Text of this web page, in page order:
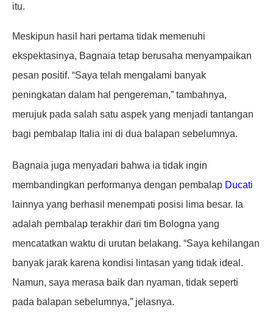
itu.
Meskipun hasil hari pertama tidak memenuhi
ekspektasinya, Bagnaia tetap berusaha menyampaikan
pesan positif. “Saya telah mengalami banyak
peningkatan dalam hal pengereman,” tambahnya,
merujuk pada salah satu aspek yang menjadi tantangan
bagi pembalap Italia ini di dua balapan sebelumnya.
Bagnaia juga menyadari bahwa ia tidak ingin
membandingkan performanya dengan pembalap Ducati
lainnya yang berhasil menempati posisi lima besar. Ia
adalah pembalap terakhir dari tim Bologna yang
mencatatkan waktu di urutan belakang. “Saya kehilangan
banyak jarak karena kondisi lintasan yang tidak ideal.
Namun, saya merasa baik dan nyaman, tidak seperti
pada balapan sebelumnya,” jelasnya.